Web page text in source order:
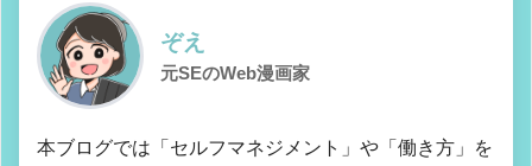
ぞえ
元SEのWeb漫画家
本ブログでは「セルフマネジメント」や「働き方」を